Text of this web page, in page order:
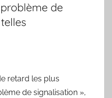
de
retard les plus
de signalisation »,